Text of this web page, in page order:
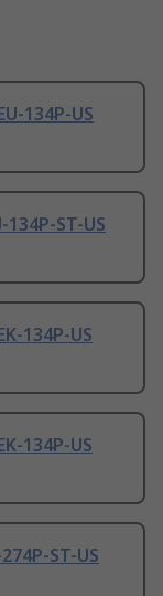
134P-US
134P-ST-US
134P-US
134P-US
ST-US